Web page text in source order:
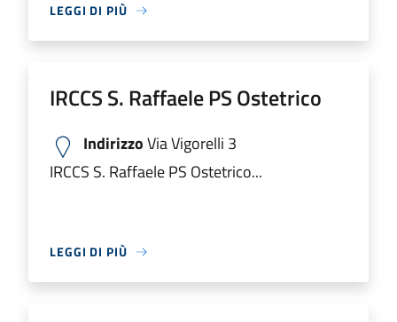
LEGGI DI PIÙ
IRCCS S. Raffaele PS Ostetrico
IndirizzoVia Vigorelli 3
IRCCS S. Raffaele PS Ostetrico...
LEGGI DI PIÙ